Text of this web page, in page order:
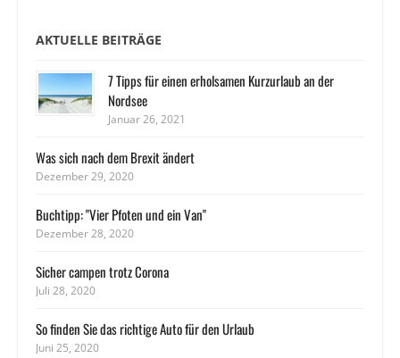
AKTUELLE BEITRÄGE
7 Tipps für einen erholsamen Kurzurlaub an der
Nordsee
Januar 26, 2021
Was sich nach dem Brexit ändert
Dezember 29, 2020
Buchtipp: "Vier Pfoten und ein Van"
Dezember 28, 2020
Sicher campen trotz Corona
Juli 28, 2020
So finden Sie das richtige Auto für den Urlaub
Juni 25, 2020